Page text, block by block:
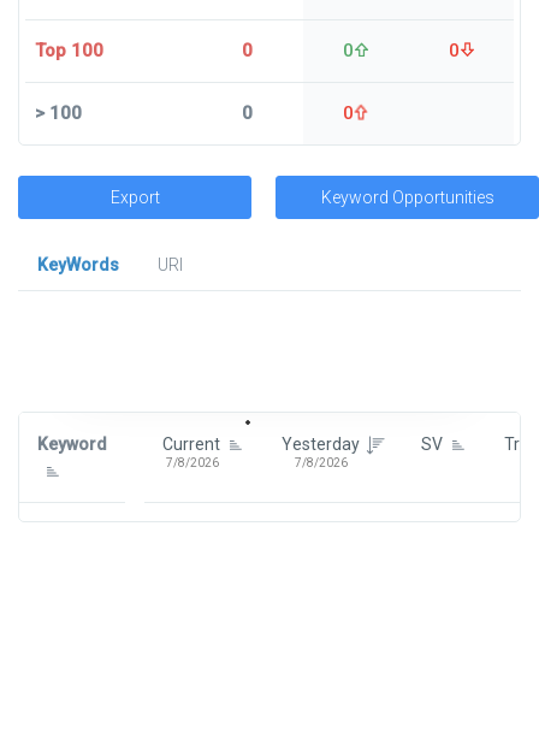
Top 100 0 0 0
>100 0 0
Export Keyword Opportunities
KeyWords
URl
Keyword Current
7/8/2026
Yesterday
7/8/2026
SV